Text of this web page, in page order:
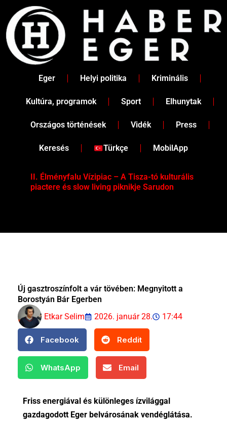
content
Eger Helyi politika Kriminális
Kultúra, programok Sport Elhunytak
Országos történések Vidék Press
Keresés Türkçe MobilApp
II. Élményfalu Vízipiac – A Tisza-tó kulturális
piactere és slow living piknikje Sarudon
Új gasztroszínfolt a vár tövében: Megnyitott a
Borostyán Bár Egerben
Etkar Selim
2026. január 28. 17:44
Facebook Reddit
WhatsApp Email
Friss energiával és különleges ízvilággal
gazdagodott Eger belvárosának vendéglátása.